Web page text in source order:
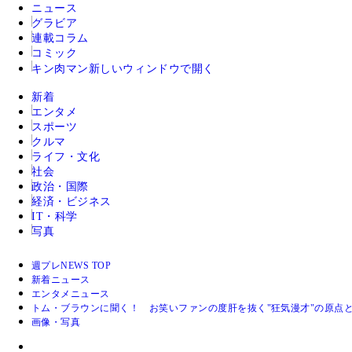
ニュース
グラビア
連載コラム
コミック
キン肉マン 新しいウィンドウで開く
新着
エンタメ
スポーツ
クルマ
ライフ・文化
社会
政治・国際
経済・ビジネス
IT・科学
写真
週プレNEWS TOP
新着ニュース
エンタメニュース
トム・ブラウンに聞く！ お笑いファンの度肝を抜く"狂気漫才"の原点
画像・写真